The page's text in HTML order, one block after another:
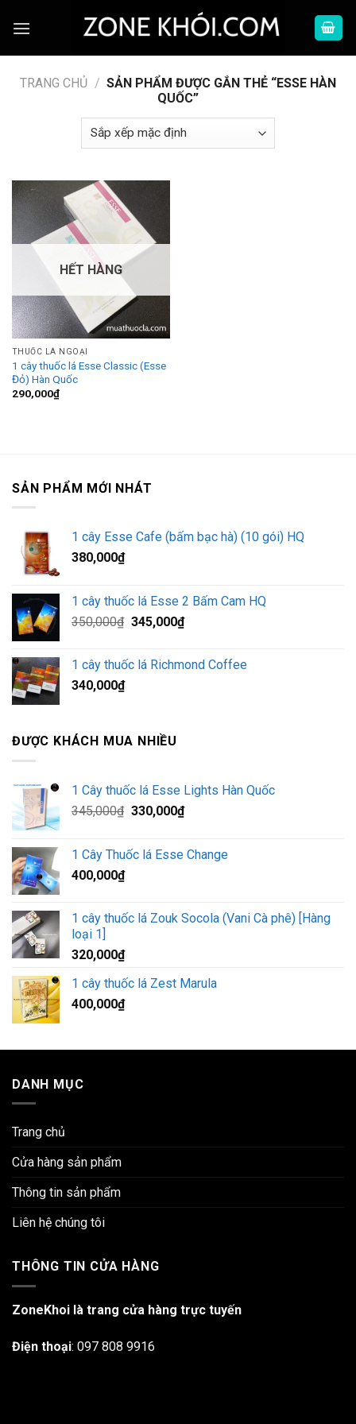
TRANG CHỦ / SẢN PHẨM ĐƯỢC GẮN THẺ “ESSE HÀN
QUỐC”
HẾT HÀNG
THUỐC LÁ NGOẠI
1 cây thuốc lá Esse Classic (Esse
Đỏ) Hàn Quốc
290,000₫
SẢN PHẨM MỚI NHÁT
1 cây Esse Cafe (bấm bạc hà) (10 gói) HQ
380,000₫
1 cây thuốc lá Esse 2 Bấm Cam HQ
350,000₫ Giá
350,000₫.
345,000₫Giá
là:
1 cây thuốc lá Richmond Coffee
340,000₫
ĐƯỢC KHÁCH MUA NHIỀU
1 Cây thuốc lá Esse Lights Hàn Quốc
345,000₫ Giá
345,000₫.
330,000₫Giá
là:
1 Cây Thuốc lá Esse Change
400,000₫
1 cây thuốc lá Zouk Socola (Vani Cà phê) [Hàng
loại 1]
320,000₫
1 cây thuốc lá Zest Marula
400,000₫
DANH MỤC
Trang chủ
Cửa hàng sản phẩm
Thông tin sản phẩm
Liên hệ chúng tôi
THÔNG TIN CỬA HÀNG
ZoneKhoi là trang cửa hàng trực tuyến
Điện thoại: 097 808 9916